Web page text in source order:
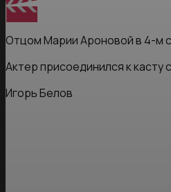
Отцом Марии Ароновой в 4-м
Актер присоединился к касту
Игорь Белов